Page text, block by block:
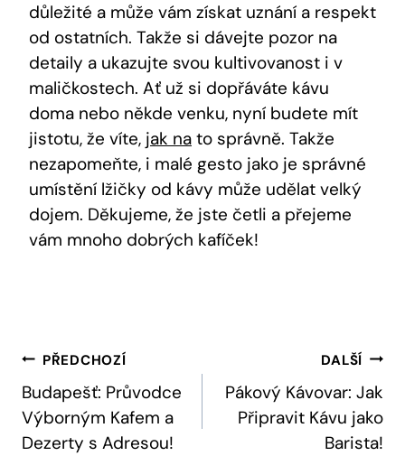
důležité​ a může vám získat uznání a respekt
od ostatních. Takže si dávejte pozor na
detaily a ukazujte svou kultivovanost i v
maličkostech. Ať už‍ si dopřáváte kávu
doma nebo někde venku, nyní budete⁤ mít
jistotu, že⁢ víte, jak na ⁤to správně. Takže
nezapomeňte, ‍i malé gesto jako je ‌správné
umístění lžičky od kávy může udělat velký
dojem. Děkujeme,⁢ že jste četli a​ přejeme⁤
vám mnoho dobrých kafíček!
Navigace
Pro
Příspěvek
PŘEDCHOZÍ
Budapešť: Průvodce
Výborným Kafem a
Dezerty s Adresou!
DALŠÍ
Pákový Kávovar: Jak
Připravit Kávu jako
Barista!